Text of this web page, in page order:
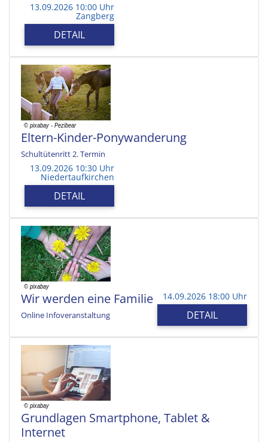
13.09.2026 10:00 Uhr
Zangberg
DETAIL
Eltern-Kinder-Ponywanderung
Schultütenritt 2. Termin
13.09.2026 10:30 Uhr
Niedertaufkirchen
DETAIL
Wir werden eine Familie
Online Infoveranstaltung
14.09.2026 18:00 Uhr
DETAIL
Grundlagen Smartphone, Tablet &
Internet